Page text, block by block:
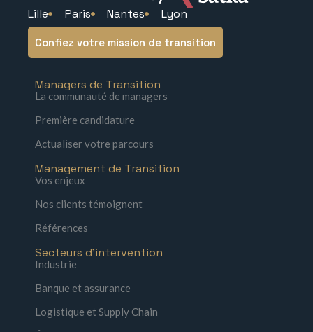
Lille Paris Nantes Lyon
Confiez votre mission de transition
Managers de Transition
La communauté de managers
Première candidature
Actualiser votre parcours
Management de Transition
Vos enjeux
Nos clients témoignent
Références
Secteurs d'intervention
Industrie
Banque et assurance
Logistique et Supply Chain